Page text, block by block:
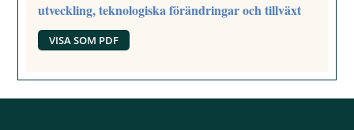
utveckling, teknologiska förändringar och tillväxt
VISA SOM PDF